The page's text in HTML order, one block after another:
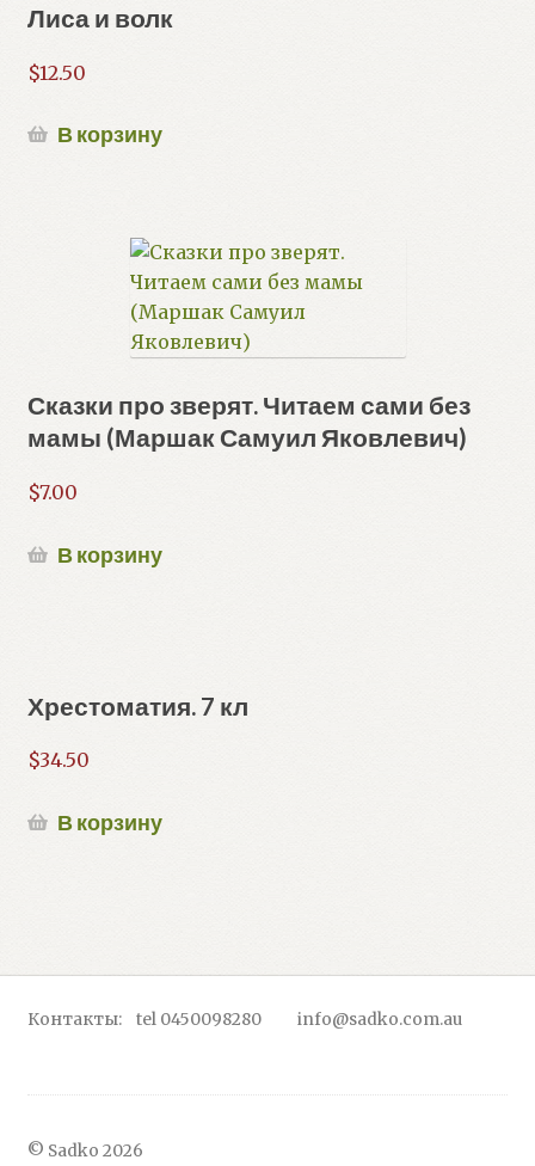
Лиса и волк
$12.50
В корзину
Сказки про зверят. Читаем сами без
мамы (Маршак Самуил Яковлевич)
$7.00
В корзину
Хрестоматия. 7 кл
$34.50
В корзину
Контакты: tel 0450098280 info@sadko.com.au
© Sadko 2026